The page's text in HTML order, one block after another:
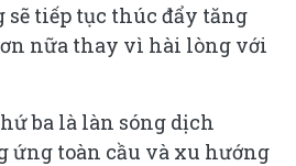
tiếp tục thúc đẩy tăng
nữa thay vì hài lòng với
ba là làn sóng dịch
ứng toàn cầu và xu hướng